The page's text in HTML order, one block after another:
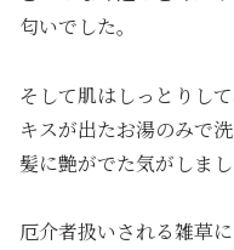
匂いでした。
そして肌はしっとりし
キスが出たお湯のみで
髪に艶がでた気がしまし
厄介者扱いされる雑草